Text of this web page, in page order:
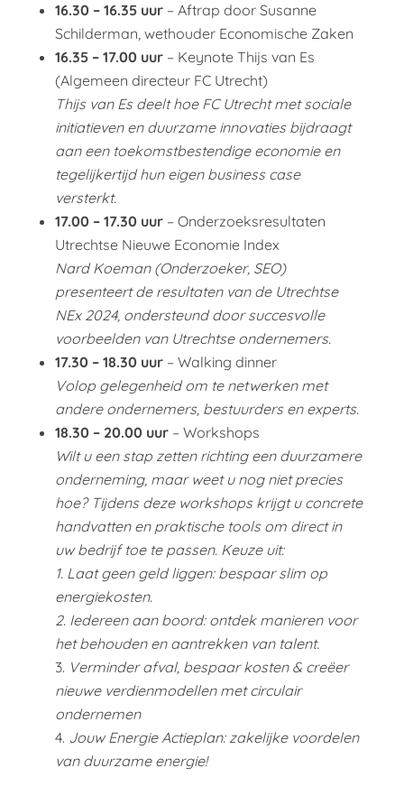
16.30 – 16.35 uur – Aftrap door Susanne
Schilderman, wethouder Economische Zaken
16.35 – 17.00 uur – Keynote Thijs van Es
(Algemeen directeur FC Utrecht)
Thijs van Es deelt hoe FC Utrecht met sociale
initiatieven en duurzame innovaties bijdraagt
aan een toekomstbestendige economie en
tegelijkertijd hun eigen business case
versterkt.
17.00 – 17.30 uur – Onderzoeksresultaten
Utrechtse Nieuwe Economie Index
Nard Koeman (Onderzoeker, SEO)
presenteert de resultaten van de Utrechtse
NEx 2024, ondersteund door succesvolle
voorbeelden van Utrechtse ondernemers.
17.30 – 18.30 uur – Walking dinner
Volop gelegenheid om te netwerken met
andere ondernemers, bestuurders en experts.
18.30 – 20.00 uur – Workshops
Wilt u een stap zetten richting een duurzamere
onderneming, maar weet u nog niet precies
hoe? Tijdens deze workshops krijgt u concrete
handvatten en praktische tools om direct in
uw bedrijf toe te passen. Keuze uit:
1. Laat geen geld liggen: bespaar slim op
energiekosten.
2. Iedereen aan boord: ontdek manieren voor
het behouden en aantrekken van talent.
3. Verminder afval, bespaar kosten & creëer
nieuwe verdienmodellen met circulair
ondernemen
4. Jouw Energie Actieplan: zakelijke voordelen
van duurzame energie!